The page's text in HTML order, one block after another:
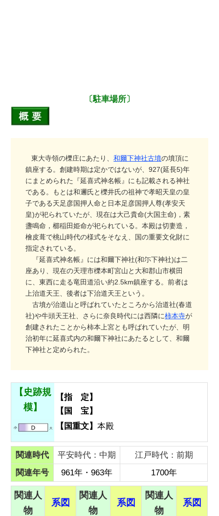
〔駐車場所〕
東大寺領の櫟庄にあたり、和爾下神社古墳の墳頂に
鎮座する。創建時期は定かではないが、927(延長5)年
にまとめられた『延喜式神名帳』にも記載される神社
である。もとは和邇氏と櫟井氏の祖神で孝昭天皇の皇
子である天足彦国押人命と日本足彦国押人尊(孝安天
皇)が祀られていたが、現在は大己貴命(大国主命)，素
盞鳴命，櫛稲田姫命が祀られている。本殿は切妻造，
檜皮葺で桃山時代の様式をそなえ、国の重要文化財に
指定されている。
『延喜式神名帳』には和爾下神社(和尓下神社)は二
座あり、現在の天理市櫟本町宮山と大和郡山市横田
に、東西に走る竜田道沿い約2.5km鎮座する。前者は
上治道天王、後者は下治道天王という。
古墳が治道山と呼ばれていたところから治道社(春道
社)や牛頭天王社、さらに奈良時代には西隣に柿本寺が
創建されたことから柿本上宮とも呼ばれていたが、明
治初年に延喜式内の和爾下神社にあたるとして、和爾
下神社と定められた。
【史跡規
模】
【指 定】
【国 宝】
【国重文】本殿
関連時代 平安時代：中期
江戸時代：前期
関連年号
961年・963年 1700年
関連人
物
系図
関連人
物
系図
関連人
物
系図